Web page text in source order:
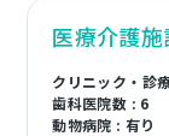
医療介護
クリニック・診
歯科医院数 : 6
動物病院 : 有り